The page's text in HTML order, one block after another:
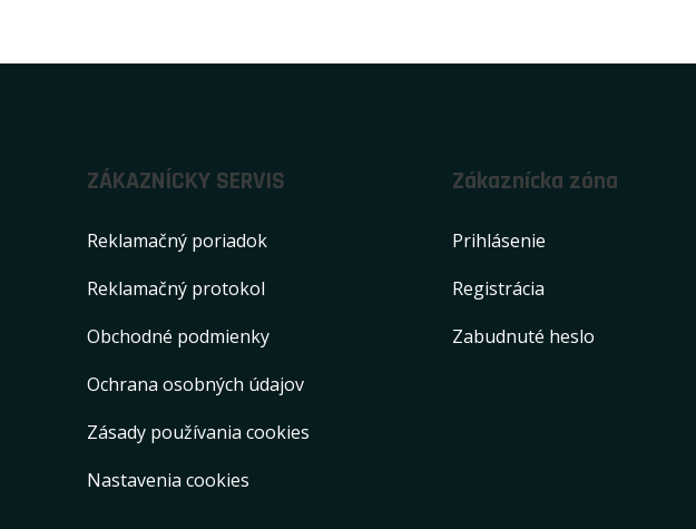
ZÁKAZNÍCKY SERVIS
Reklamačný poriadok
Reklamačný protokol
Obchodné podmienky
Ochrana osobných údajov
Zásady používania cookies
Nastavenia cookies
Zákaznícka zóna
Prihlásenie
Registrácia
Zabudnuté heslo